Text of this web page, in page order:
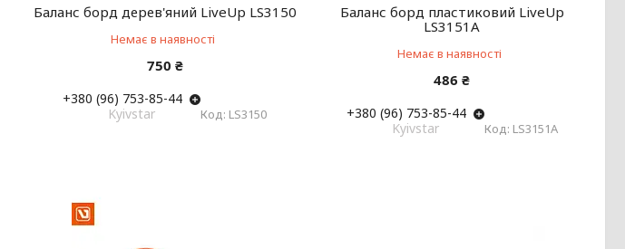
Баланс борд дерев'яний LiveUp LS3150
Немає в наявності
750 ₴
+380 (96) 753-85-44
Kyivstar
LS3150
Баланс борд пластиковий LiveUp
LS3151A
Немає в наявності
486 ₴
+380 (96) 753-85-44
Kyivstar
LS3151A